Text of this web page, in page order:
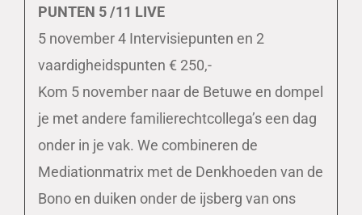
PUNTEN 5 /11 LIVE
5 november 4 Intervisiepunten en 2
vaardigheidspunten € 250,-
Kom 5 november naar de Betuwe en dompel
je met andere familierechtcollega’s een dag
onder in je vak. We combineren de
Mediationmatrix met de Denkhoeden van de
Bono en duiken onder de ijsberg van ons